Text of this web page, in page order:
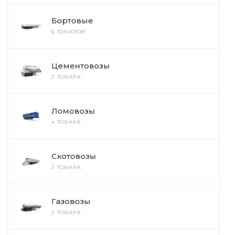
Бортовые
6 ТОВАРОВ
Цементовозы
2 ТОВАРА
Ломовозы
4 ТОВАРА
Скотовозы
2 ТОВАРА
Газовозы
2 ТОВАРА